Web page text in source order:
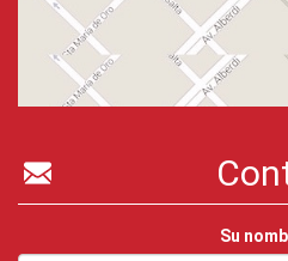
Su